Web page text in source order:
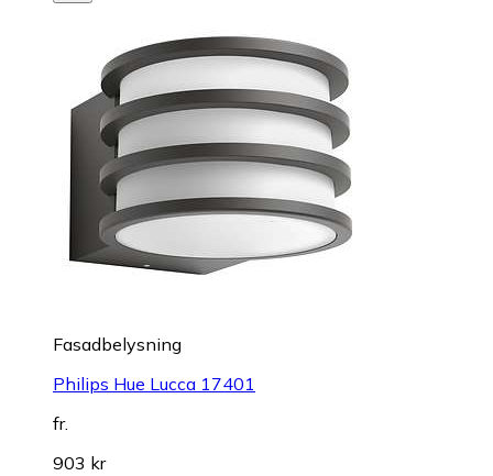
Fasadbelysning
Philips Hue Lucca 17401
fr.
903 kr